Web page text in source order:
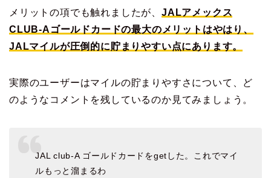
メリットの項でも触れましたが、 JALアメックス
CLUB-Aゴールドカードの最大のメリットはやはり、
JALマイルが圧倒的に貯まりやすい点にあります。
実際のユーザーはマイルの貯まりやすさについて、ど
のようなコメントを残しているのか見てみましょう。
JAL club-A ゴールドカードをgetした。これでマイ
ルもっと溜まるわ